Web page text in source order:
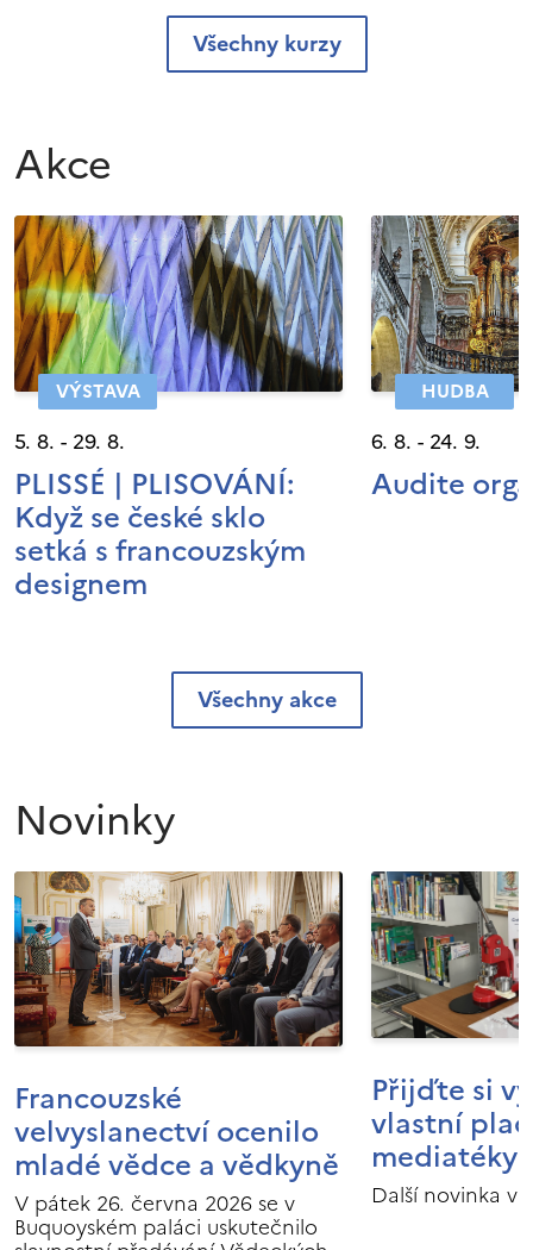
Všechny kurzy
Akce
VÝSTAVA
5. 8. - 29. 8.
PLISSÉ | PLISOVÁNÍ:
Když se české sklo
setká s francouzským
designem
HUDBA
6. 8. - 24. 9.
Audite
Všechny akce
Novinky
Francouzské
velvyslanectví ocenilo
mladé vědce a vědkyně
V pátek 26. června 2026 se v
Buquoyském paláci uskutečnilo
Přijďte si
vlastní
mediatéky
Další novinka v